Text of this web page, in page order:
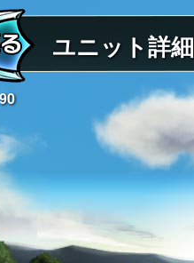
ユニット詳細